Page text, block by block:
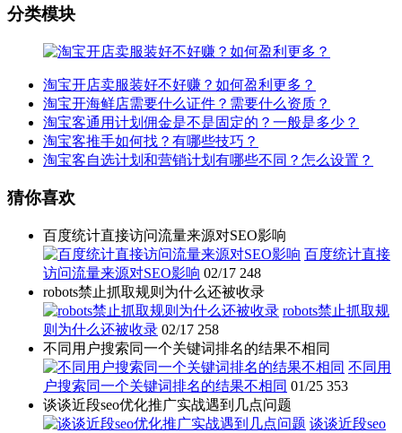
分类模块
淘宝开店卖服装好不好赚？如何盈利更多？
淘宝开海鲜店需要什么证件？需要什么资质？
淘宝客通用计划佣金是不是固定的？一般是多少？
淘宝客推手如何找？有哪些技巧？
淘宝客自选计划和营销计划有哪些不同？怎么设置？
猜你喜欢
百度统计直接访问流量来源对SEO影响
百度统计直接
访问流量来源对SEO影响 02/17 248
robots禁止抓取规则为什么还被收录
robots禁止抓取规
则为什么还被收录 02/17 258
不同用户搜索同一个关键词排名的结果不相同
不同用
户搜索同一个关键词排名的结果不相同 01/25 353
谈谈近段seo优化推广实战遇到几点问题
谈谈近段seo